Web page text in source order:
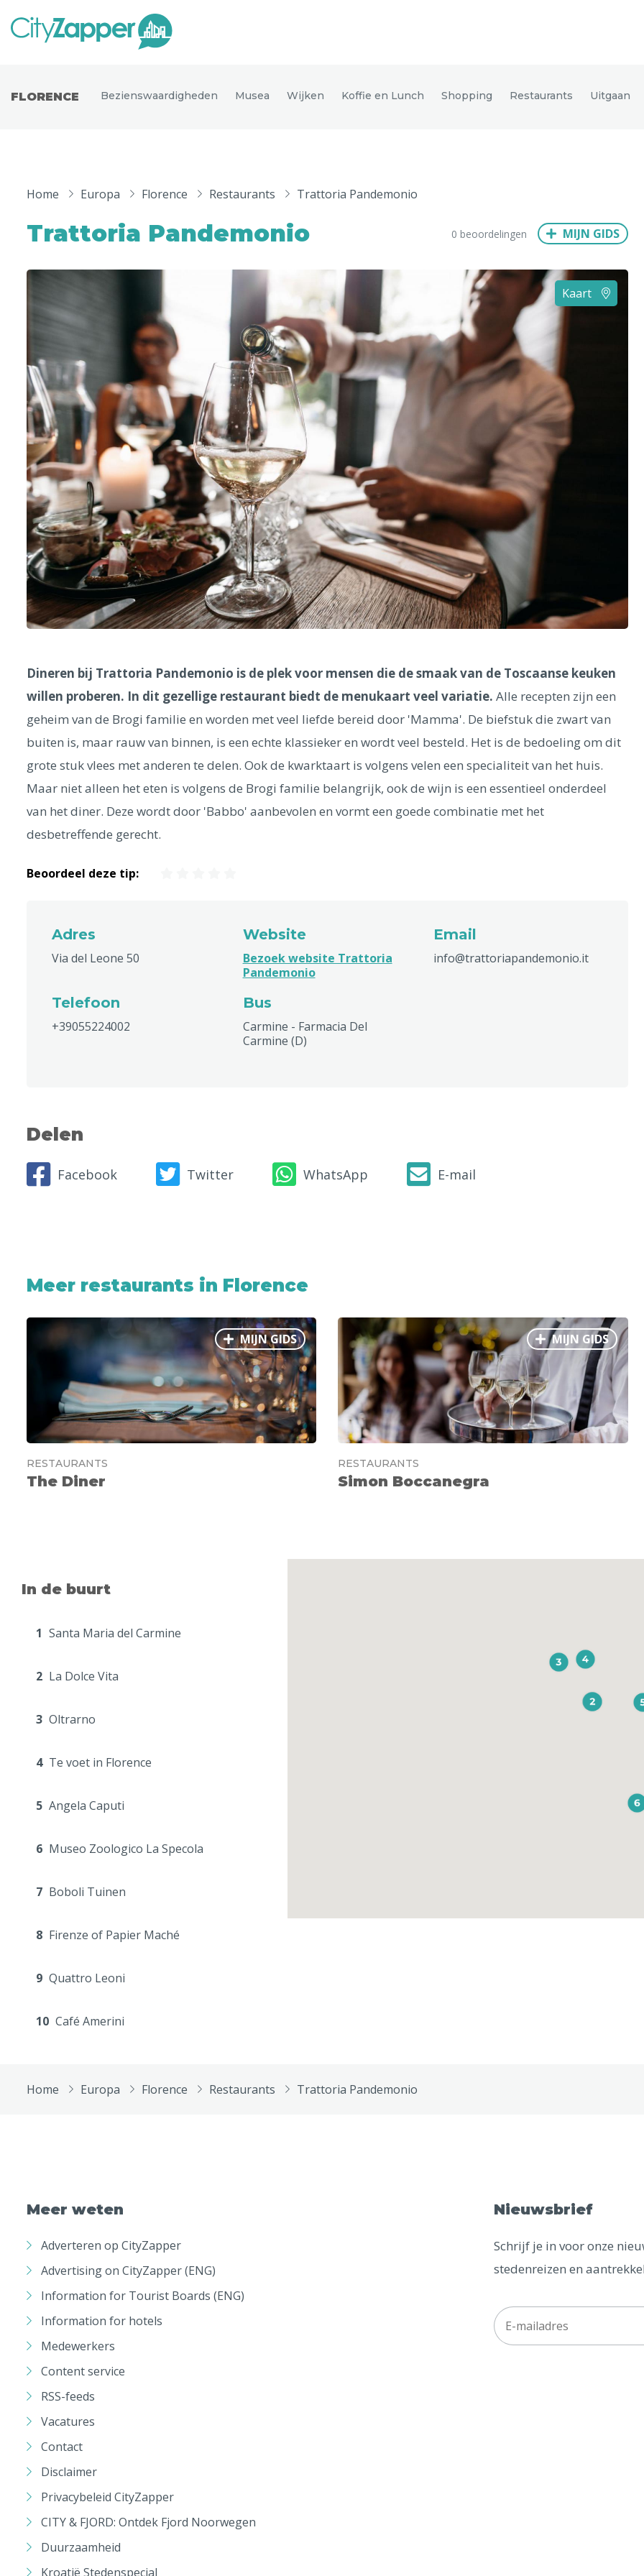
Nederland
Europa
Andere wereldsteden
Uitgelichte bestemmingen
Florence
Dublin München Wenen Budapest Bangkok
FLORENCE Bezienswaardigheden Musea Wijken Koffie en Lunch Shopping Restaurants Uitgaan
Home Europa Florence Restaurants Trattoria Pandemonio
Trattoria Pandemonio 0 beoordelingen MIJN GIDS
Kaart
Dineren bij Trattoria Pandemonio is de plek voor mensen die de smaak van de Toscaanse keuken
willen proberen. In dit gezellige restaurant biedt de menukaart veel variatie. Alle recepten zijn een
geheim van de Brogi familie en worden met veel liefde bereid door 'Mamma'. De biefstuk die zwart van
buiten is, maar rauw van binnen, is een echte klassieker en wordt veel besteld. Het is de bedoeling om dit
grote stuk vlees met anderen te delen. Ook de kwarktaart is volgens velen een specialiteit van het huis.
Maar niet alleen het eten is volgens de Brogi familie belangrijk, ook de wijn is een essentieel onderdeel
van het diner. Deze wordt door 'Babbo' aanbevolen en vormt een goede combinatie met het
desbetreffende gerecht.
Beoordeel deze tip:
Adres
Via del Leone 50
Website
Bezoek website Trattoria
Pandemonio
Email
info@trattoriapandemonio.it
Telefoon
+39055224002
Bus
Carmine - Farmacia Del
Carmine (D)
Delen
Facebook Twitter WhatsApp E-mail
Meer restaurants in Florence
MIJN GIDS
RESTAURANTS
The Diner
MIJN GIDS
RESTAURANTS
Simon Boccanegra
In de buurt
1 Santa Maria del Carmine
2 La Dolce Vita
3 Oltrarno
4 Te voet in Florence
5 Angela Caputi
6 Museo Zoologico La Specola
7 Boboli Tuinen
8 Firenze of Papier Maché
9 Quattro Leoni
10 Café Amerini
Home Europa Florence Restaurants Trattoria Pandemonio
Meer weten
Adverteren op CityZapper
Advertising on CityZapper (ENG)
Information for Tourist Boards (ENG)
Information for hotels
Medewerkers
Content service
RSS-feeds
Vacatures
Contact
Disclaimer
Privacybeleid CityZapper
CITY & FJORD: Ontdek Fjord Noorwegen
Duurzaamheid
Kroatië Stedenspecial
Nieuwsbrief
Schrijf je in voor onze
stedenreizen en